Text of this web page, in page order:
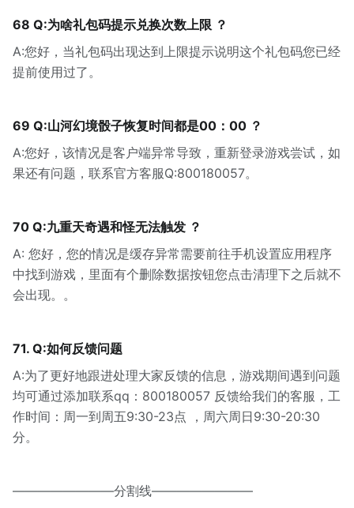
68 Q:为啥礼包码提示兑换次数上限 ？
A:您好，当礼包码出现达到上限提示说明这个礼包码您已经
提前使用过了。
69 Q:山河幻境骰子恢复时间都是00：00 ？
A:您好，该情况是客户端异常导致，重新登录游戏尝试，如
果还有问题，联系官方客服Q:800180057。
70 Q:九重天奇遇和怪无法触发 ？
A: 您好，您的情况是缓存异常需要前往手机设置应用程序
中找到游戏，里面有个删除数据按钮您点击清理下之后就不
会出现。。
71. Q:如何反馈问题
A:为了更好地跟进处理大家反馈的信息，游戏期间遇到问题
均可通过添加联系qq：800180057 反馈给我们的客服，工
作时间：周一到周五9:30-23点 ，周六周日9:30-20:30
分。
————————分割线————————